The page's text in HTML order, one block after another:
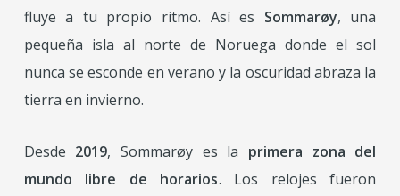
fluye a tu propio ritmo. Así es Sommarøy, una
pequeña isla al norte de Noruega donde el sol
nunca se esconde en verano y la oscuridad abraza la
tierra en invierno.
Desde 2019, Sommarøy es la primera zona del
mundo libre de horarios. Los relojes fueron